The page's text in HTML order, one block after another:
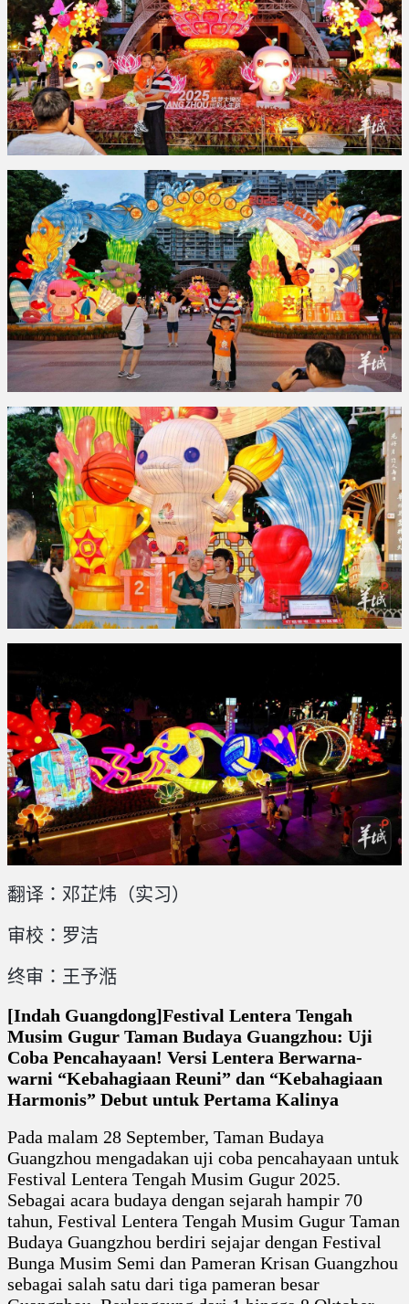
翻译：邓芷炜（实习）
审校：罗洁
终审：王予湉
[Indah Guangdong]Festival Lentera Tengah
Musim Gugur Taman Budaya Guangzhou: Uji
Coba Pencahayaan! Versi Lentera Berwarna-
warni “Kebahagiaan Reuni” dan “Kebahagiaan
Harmonis” Debut untuk Pertama Kalinya
Pada malam 28 September, Taman Budaya
Guangzhou mengadakan uji coba pencahayaan untuk
Festival Lentera Tengah Musim Gugur 2025.
Sebagai acara budaya dengan sejarah hampir 70
tahun, Festival Lentera Tengah Musim Gugur Taman
Budaya Guangzhou berdiri sejajar dengan Festival
Bunga Musim Semi dan Pameran Krisan Guangzhou
sebagai salah satu dari tiga pameran besar